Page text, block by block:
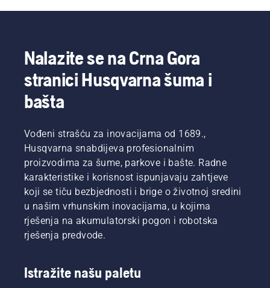
benzinski
tehnologija
daje
je
potrebna
u
svakom
trenutku.
Možete
takođe
iskoristiti
prednosti
veće
potrošnji
Nalazite se na Crna Gora
stranici Husqvarna šuma i
bašta
Vođeni strašću za inovacijama od 1689.,
Husqvarna snabdijeva profesionalnim
proizvodima za šume, parkove i bašte. Radne
karakteristike i korisnost ispunjavaju zahtjeve
koji se tiču bezbjednosti i brige o životnoj sredini
u našim vrhunskim inovacijama, u kojima
rješenja na akumulatorski pogon i robotska
rješenja predvode.
Istražite našu paletu